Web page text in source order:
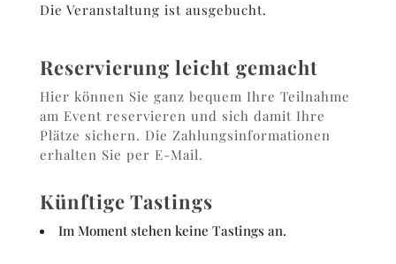
Die Veranstaltung ist ausgebucht.
Reservierung leicht gemacht
Hier können Sie ganz bequem Ihre Teilnahme
am Event reservieren und sich damit Ihre
Plätze sichern. Die Zahlungsinformationen
erhalten Sie per E-Mail.
Künftige Tastings
Im Moment stehen keine Tastings an.